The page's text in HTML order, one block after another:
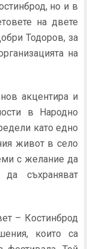
но и в
на двете
Тодоров, за
на
акцентира и
в Народно
като едно
живот в село
с желание да
съхраняват
– Костинброд
които са